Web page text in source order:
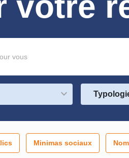
Minimas sociaux